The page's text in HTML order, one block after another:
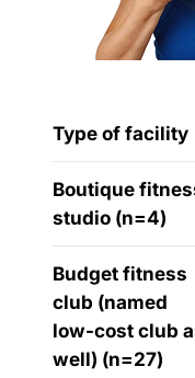
Type of facility
Boutique
studio (n=4)
Budget fitness
club (named
low-cost club
well) (n=27)